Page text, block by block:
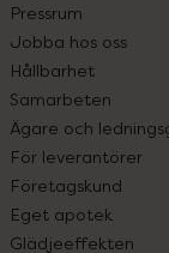
Pressrum
Jobba hos oss
Hållbarhet
Samarbeten
Ägare och
För leverantörer
Företagskund
Eget apotek
Glädjeeffekten